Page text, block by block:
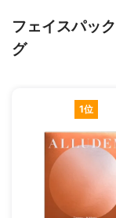
フェイスパッ
グ
1位